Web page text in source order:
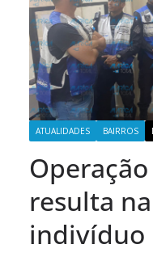
ATUALIDADES BAIRROS
resulta
indivíduo